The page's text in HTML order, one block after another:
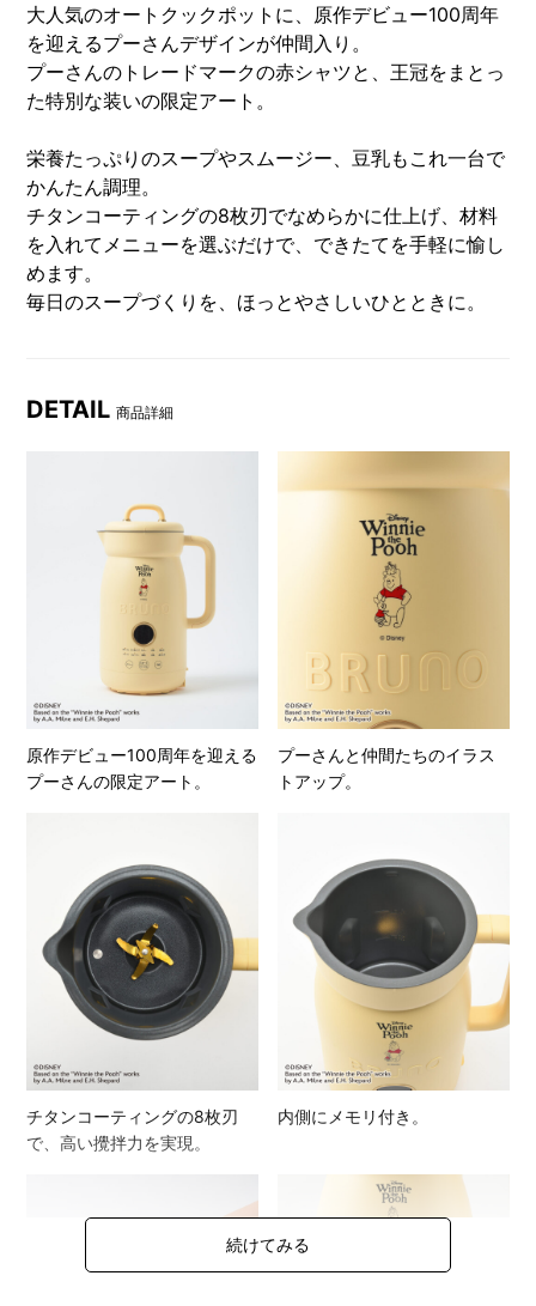
大人気のオートクックポットに、原作デビュー100周年
を迎えるプーさんデザインが仲間入り。
プーさんのトレードマークの赤シャツと、王冠をまとっ
た特別な装いの限定アート。
栄養たっぷりのスープやスムージー、豆乳もこれ一台で
かんたん調理。
チタンコーティングの8枚刃でなめらかに仕上げ、材料
を入れてメニューを選ぶだけで、できたてを手軽に愉し
めます。
毎日のスープづくりを、ほっとやさしいひとときに。
DETAIL商品詳細
原作デビュー100周年を迎える
プーさんの限定アート。
プーさんと仲間たちのイラス
トアップ。
チタンコーティングの8枚刃
で、高い攪拌力を実現。
内側にメモリ付き。